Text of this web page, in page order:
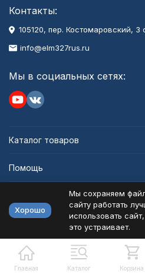
Главная Каталог Корзина
Контакты:
105120, пер. Костомаровский, 3
info@elm327rus.ru
Мы в социальных сетях:
Каталог товаров
Помощь
Политика персональных данных
Разработано в bodysite.ru
Хорошо
Мы сохраняем
сайту работать
использовать
это устраивает.